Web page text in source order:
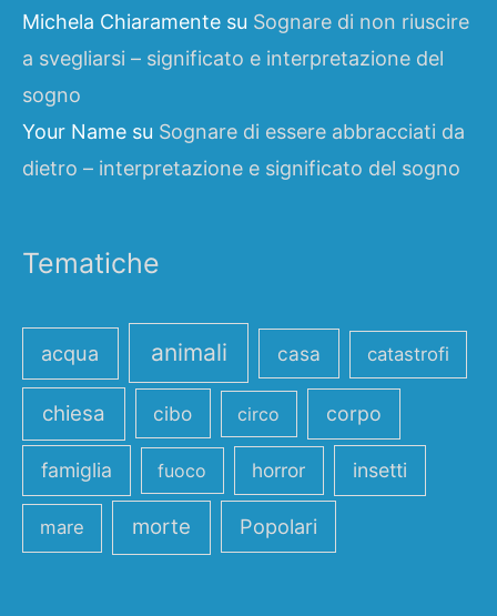
Michela Chiaramente su Sognare di non riuscire
a svegliarsi – significato e interpretazione del
sogno
Your Name su Sognare di essere abbracciati da
dietro – interpretazione e significato del sogno
Tematiche
acqua animali casa catastrofi
chiesa cibo circo corpo
famiglia fuoco horror insetti
mare morte Popolari